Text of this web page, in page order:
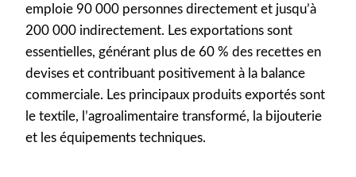
emploie 90 000 personnes directement et jusqu’à
200 000 indirectement. Les exportations sont
essentielles, générant plus de 60 % des recettes en
devises et contribuant positivement à la balance
commerciale. Les principaux produits exportés sont
le textile, l’agroalimentaire transformé, la bijouterie
et les équipements techniques.